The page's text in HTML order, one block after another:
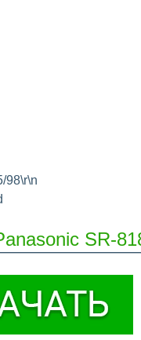
98\r\n
SR-